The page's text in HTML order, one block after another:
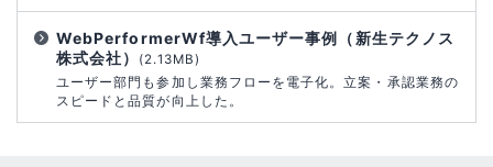
WebPerformerWf導入ユーザー事例（新生テクノス
株式会社）
(2.13MB)
ユーザー部門も参加し業務フローを電子化。立案・承認業務の
スピードと品質が向上した。